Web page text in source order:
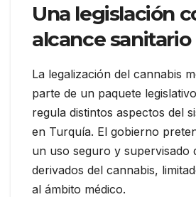
Una legislación
alcance sanitario
La legalización del cannabis
parte de un paquete
regula distintos aspectos del
en Turquía. El gobierno
un uso seguro y supervisado
derivados del cannabis,
al ámbito médico.